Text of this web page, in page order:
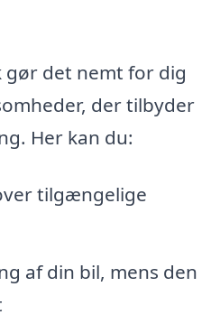
gør det nemt for dig
der tilbyder
Her kan du:
tilgængelige
af din bil, mens den